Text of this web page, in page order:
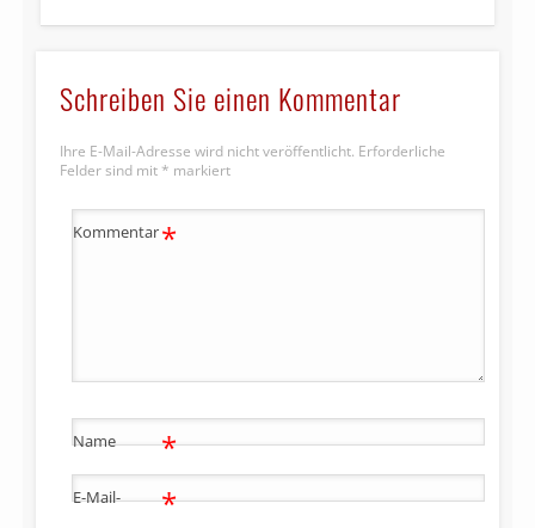
Schreiben Sie einen Kommentar
Ihre E-Mail-Adresse wird nicht veröffentlicht. Erforderliche
Felder sind mit * markiert
Kommentar*
Name *
E-Mail- *